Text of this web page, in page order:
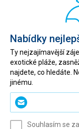
Nabídky
Ty nejzajímavější
exotické pláže,
najdete, co hledáte.
jinému.
Zadejte
svůj
Souhlasím se